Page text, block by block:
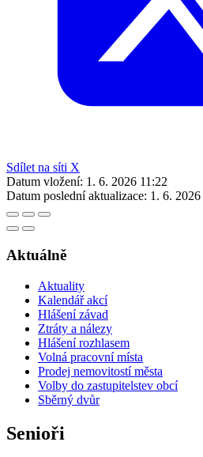
Sdílet na síti X
Datum vložení: 1. 6. 2026 11:22
Datum poslední aktualizace: 1. 6.
Aktuálně
Aktuality
Kalendář akcí
Hlášení závad
Ztráty a nálezy
Hlášení rozhlasem
Volná pracovní místa
Prodej nemovitostí města
Volby do zastupitelstev obcí
Sběrný dvůr
Senioři